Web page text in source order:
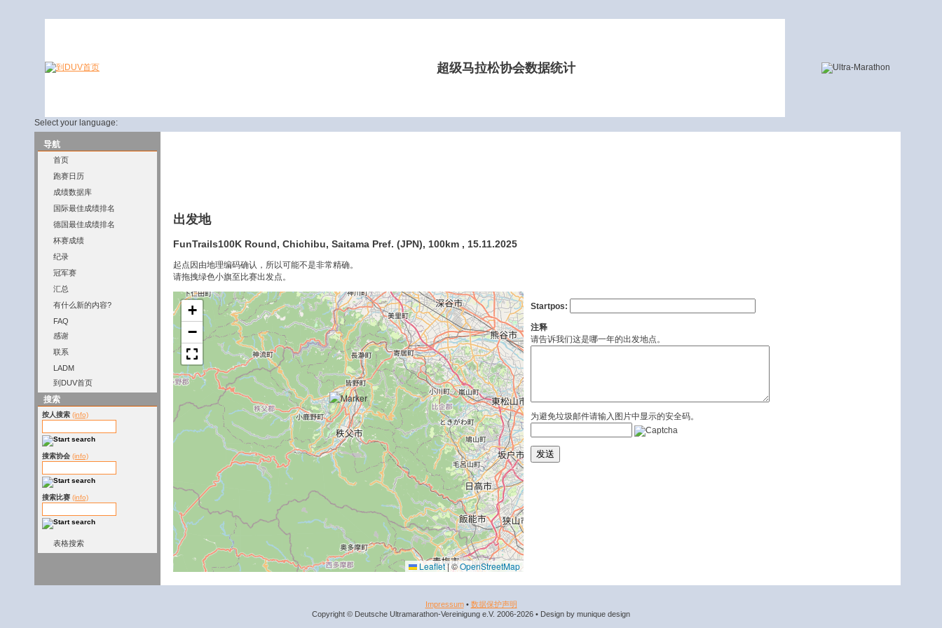
超级马拉松协会数据统计
Select your language:
导航
首页
跑赛日历
成绩数据库
国际最佳成绩排名
德国最佳成绩排名
杯赛成绩
纪录
冠军赛
汇总
有什么新的内容?
FAQ
感谢
联系
LADM
到DUV首页
搜索
按人搜索 (info)
搜索协会 (info)
搜索比赛 (info)
表格搜索
出发地
FunTrails100K Round, Chichibu, Saitama Pref. (JPN), 100km , 15.11.2025
起点因由地理编码确认，所以可能不是非常精确。
请拖拽绿色小旗至比赛出发点。
+
−
Leaflet|©OpenStreetMap
Startpos:
注释
请告诉我们这是哪一年的出发地点。
为避免垃圾邮件请输入图片中显示的安全码。
Impressum• 数据​保护​声明
Copyright © Deutsche Ultramarathon-Vereinigung e.V. 2006-2026 • Design by munique design